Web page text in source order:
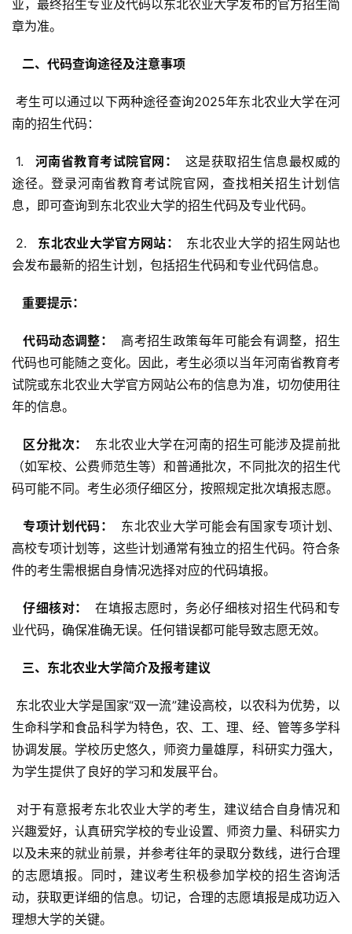
业，最终招生专业及代码以东北农业大学发布的官方招生简
章为准。
  二、代码查询途径及注意事项
考生可以通过以下两种途径查询2025年东北农业大学在河
南的招生代码：
1.
  河南省教育考试院官网：
这是获取招生信息最权威的
途径。登录河南省教育考试院官网，查找相关招生计划信
息，即可查询到东北农业大学的招生代码及专业代码。
2.
  东北农业大学官方网站：
东北农业大学的招生网站也
会发布最新的招生计划，包括招生代码和专业代码信息。
  重要提示：
  代码动态调整：
高考招生政策每年可能会有调整，招生
代码也可能随之变化。因此，考生必须以当年河南省教育考
试院或东北农业大学官方网站公布的信息为准，切勿使用往
年的信息。
  区分批次：
东北农业大学在河南的招生可能涉及提前批
（如军校、公费师范生等）和普通批次，不同批次的招生代
码可能不同。考生必须仔细区分，按照规定批次填报志愿。
  专项计划代码：
东北农业大学可能会有国家专项计划、
高校专项计划等，这些计划通常有独立的招生代码。符合条
件的考生需根据自身情况选择对应的代码填报。
  仔细核对：
在填报志愿时，务必仔细核对招生代码和专
业代码，确保准确无误。任何错误都可能导致志愿无效。
  三、东北农业大学简介及报考建议
生命科学和食品科学为特色，农、工、理、经、管等多学科
协调发展。学校历史悠久，师资力量雄厚，科研实力强大，
为学生提供了良好的学习和发展平台。
兴趣爱好，认真研究学校的专业设置、师资力量、科研实力
以及未来的就业前景，并参考往年的录取分数线，进行合理
的志愿填报。同时，建议考生积极参加学校的招生咨询活
动，获取更详细的信息。切记，合理的志愿填报是成功迈入
理想大学的关键。